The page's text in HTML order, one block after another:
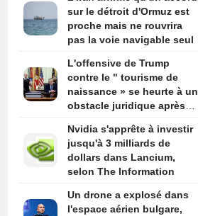
des discussions avec
Oman
sur le détroit d'Ormuz est
proche mais ne rouvrira
pas la voie navigable seul
L'offensive de Trump
contre le " tourisme de
naissance » se heurte à un
obstacle juridique après
suprême
Nvidia s'apprête à investir
jusqu'à 3 milliards de
dollars dans Lancium,
selon The Information
Un drone a explosé dans
l'espace aérien bulgare,